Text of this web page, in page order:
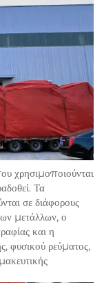
χρησιμοποιούνται
Τα
σε διάφορους
μετάλλων, ο
και η
φυσικού ρεύματος,